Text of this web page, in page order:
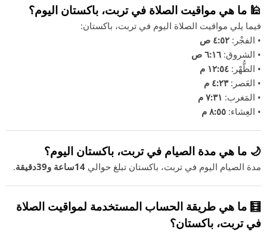
🕌 ما هي مواقيت الصلاة في تربت، باكستان اليوم؟
فيما يلي مواقيت الصلاة اليوم في تربت، باكستان:
• الفجْر: ٤:٥٢ ص
• الشروق: ٦:١٦ ص
• الظُّهْر: ١٢:٥٤ م
• العَصر:٤:٢٣ م
• المَغرب: ٧:٣١ م
• العِشاء: ٨:٥٥ م
🌙 ما هي مدة الصيام في تربت، باكستان اليوم؟
مدة الصيام اليوم في تربت، باكستان تبلغ حوالي 14ساعة و39دقيقة .
🧮 ما هي طريقة الحساب المستخدمة لمواقيت الصلاة
في تربت، باكستان؟